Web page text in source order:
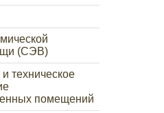
(СЭВ)
техническое
помещений